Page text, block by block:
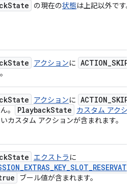
State の現在の状態は上記以外です。
State アクションに ACTION_SKIP
State アクションに ACTION_SKIP
。 PlaybackState
カスタム アクシ
カスタム アクションが含まれます。
State エクストラ に
ブール値が含まれます。